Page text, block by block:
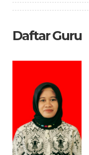
Daftar Guru